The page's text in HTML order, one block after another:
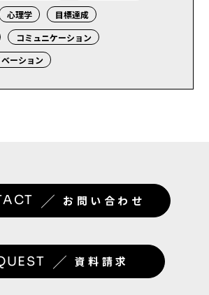
心理学
目標達成
コミュニケーション
ーション
／ お問い合わせ
／ 資料請求